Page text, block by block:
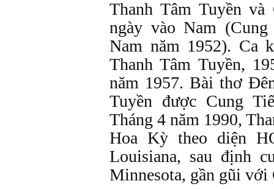
Thanh Tâm Tuyền
ngày vào Nam
Nam năm 1952). Ca
Thanh Tâm Tuyền,
năm 1957. Bài thơ
Tuyền được Cung
Tháng 4 năm 1990,
Hoa Kỳ theo diện
Louisiana, sau định
Minnesota, gần gũi với